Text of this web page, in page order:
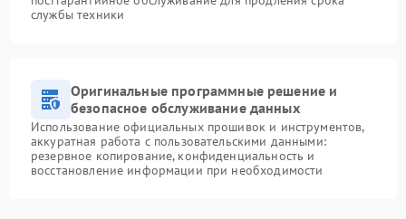
службы техники
Оригинальные программные решение и
безопасное обслуживание данных
Использование официальных прошивок и инструментов,
аккуратная работа с пользовательскими данными:
резервное копирование, конфиденциальность и
восстановление информации при необходимости